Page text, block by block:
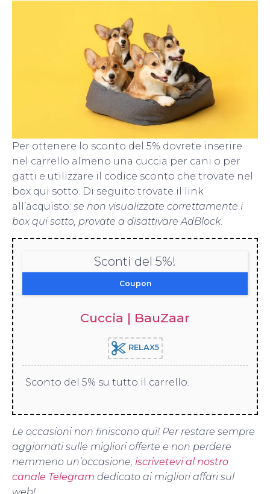
Per ottenere lo sconto del 5% dovrete inserire
nel carrello almeno una cuccia per cani o per
gatti e utilizzare il codice sconto che trovate nel
box qui sotto. Di seguito trovate il link
all’acquisto: se non visualizzate correttamente i
box qui sotto, provate a disattivare AdBlock.
Sconti del 5%!
Coupon
Cuccia | BauZaar
RELAX5
Sconto del 5% su tutto il carrello.
Le occasioni non finiscono qui! Per restare sempre
aggiornati sulle migliori offerte e non perdere
nemmeno un’occasione, iscrivetevi al nostro
canale Telegram dedicato ai migliori affari sul